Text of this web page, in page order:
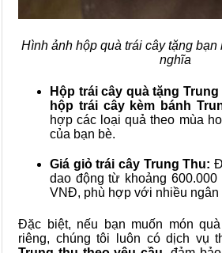
Hình ảnh hộp quà trái cây tặng bạn
nghĩa
Hộp trái cây quà tặng
hộp trái cây kèm bánh
hợp các loại quả theo mùa
của bạn bè.
Giá giỏ trái cây Trung Thu:
dao động từ khoảng
VNĐ, phù hợp với nhiều ngân
Đặc biệt, nếu bạn muốn món
riêng, chúng tôi luôn có dịch vụ